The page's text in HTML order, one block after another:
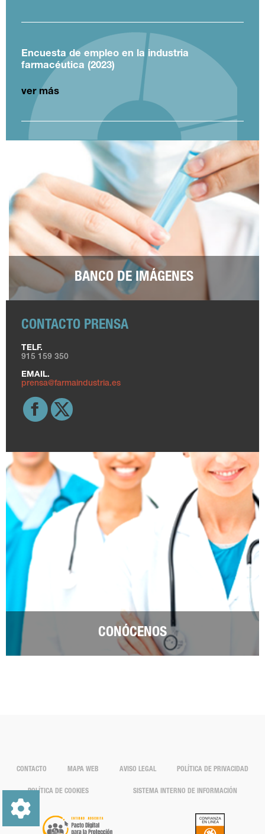
Encuesta de empleo en la industria
farmacéutica (2023)
ver más
BANCO DE IMÁGENES
CONTACTO PRENSA
TELF.
915 159 350
EMAIL.
prensa@farmaindustria.es
CONÓCENOS
CONTACTO MAPA WEB AVISO LEGAL POLÍTICA DE PRIVACIDAD
POLÍTICA DE COOKIES SISTEMA INTERNO DE INFORMACIÓN